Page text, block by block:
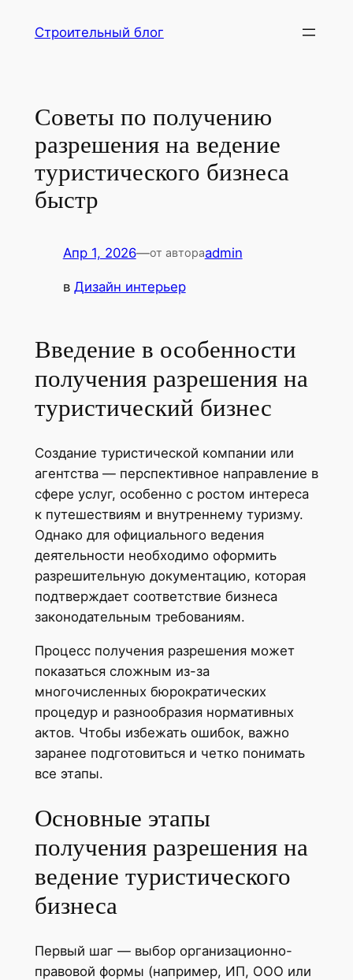
Строительный блог
Советы по получению
разрешения на ведение
туристического бизнеса
быстр
Апр 1, 2026—от автораadmin
в Дизайн интерьер
Введение в особенности
получения разрешения на
туристический бизнес
Создание туристической компании или
агентства — перспективное направление в
сфере услуг, особенно с ростом интереса
к путешествиям и внутреннему туризму.
Однако для официального ведения
деятельности необходимо оформить
разрешительную документацию, которая
подтверждает соответствие бизнеса
законодательным требованиям.
Процесс получения разрешения может
показаться сложным из-за
многочисленных бюрократических
процедур и разнообразия нормативных
актов. Чтобы избежать ошибок, важно
заранее подготовиться и четко понимать
все этапы.
Основные этапы
получения разрешения на
ведение туристического
бизнеса
Первый шаг — выбор организационно-
правовой формы (например, ИП, ООО или